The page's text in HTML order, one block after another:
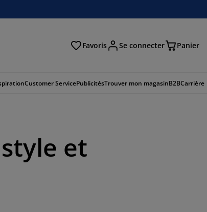
Favoris Se connecter Panier
Customer ServicePublicitésTrouver mon magasinB2BCarrière
et